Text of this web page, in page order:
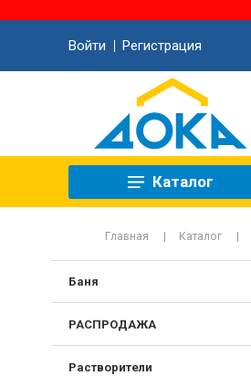
Войти Регистрация
Каталог
Главная Каталог
Баня
РАСПРОДАЖА
Растворители